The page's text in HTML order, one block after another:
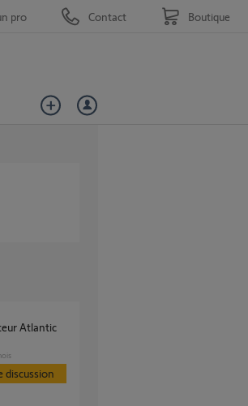
pro Contact Boutique
discussion